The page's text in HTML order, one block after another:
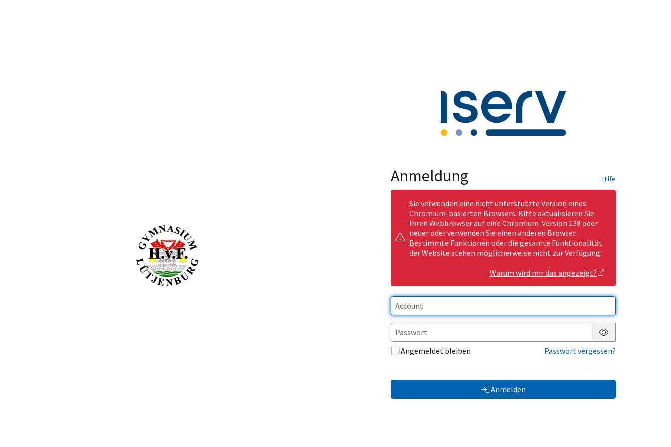
Anmeldung Hilfe
Sie verwenden eine nicht unterstützte Version eines
Chromium-basierten Browsers. Bitte aktualisieren Sie
Ihren Webbrowser auf eine Chromium-Version 138 oder
neuer oder verwenden Sie einen anderen Browser.
Bestimmte Funktionen oder die gesamte Funktionalität
der Website stehen möglicherweise nicht zur Verfügung.
Warum wird mir das angezeigt?
Passwort anzeigen
Angemeldet bleiben
Passwort vergessen?
Anmelden